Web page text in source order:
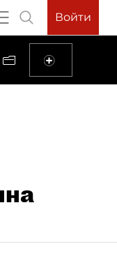
Войти